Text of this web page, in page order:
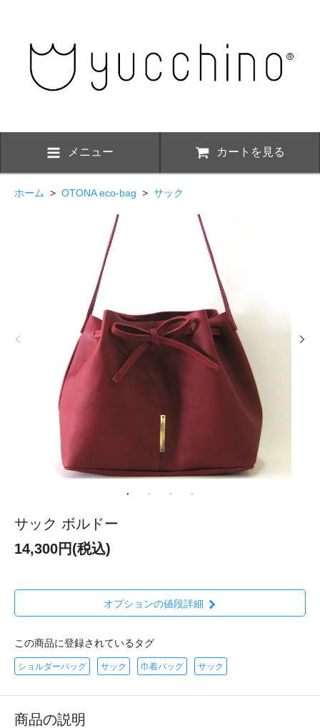
メニュー カートを見る
ホーム > OTONA eco-bag > サック
サック ボルドー
14,300円(税込)
オプションの値段詳細
この商品に登録されているタグ
ショルダーバッグ サック 巾着バッグ サック
商品の説明